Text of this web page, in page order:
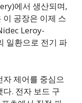
에서 생산되며,
공장은 이제 스
Leroy-
일환으로 전기 파
제어를 중심으
. 전자 보드 구